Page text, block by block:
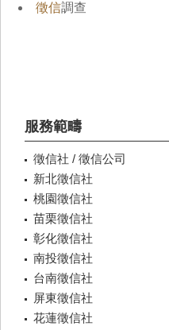
徵信調查
服務範疇
徵信社 / 徵信公司
新北徵信社
桃園徵信社
苗栗徵信社
彰化徵信社
南投徵信社
台南徵信社
屏東徵信社
花蓮徵信社